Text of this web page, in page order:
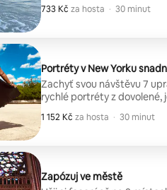
733 Kč za hosta
733 Kč za hosta
, · 30 minut
Portréty v New Yorku
Zachyť svou návštěvu 7
rychlé portréty z dovolené,
1 152 Kč za hosta
1 152 Kč za hosta
, · 30 minut
Zapózuj ve městě